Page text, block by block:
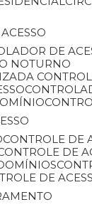
DE
NOTURNO
CONTROLE
CONTROLE DE
DE